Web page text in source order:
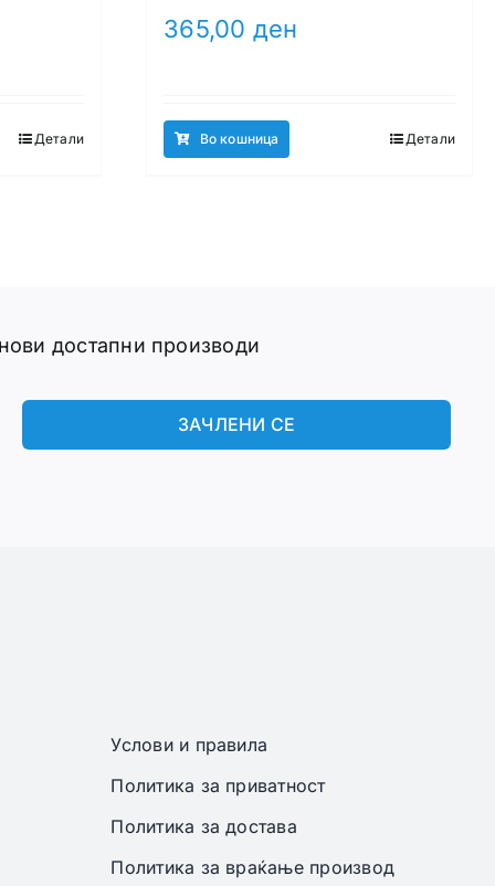
Детали
365,00 ден
Во кошница Детали
достапни производи
ЗАЧЛЕНИ СЕ
Услови и правила
Политика за приватност
Политика за достава
Политика за враќање производ